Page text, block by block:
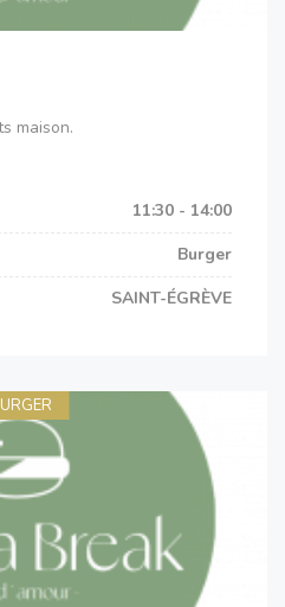
maison.
11:30 - 14:00
Burger
SAINT-ÉGRÈVE